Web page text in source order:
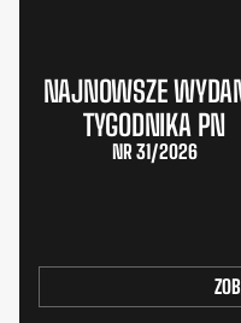
NAJNOWSZE
TYGODNIKA PN
NR 31/2026